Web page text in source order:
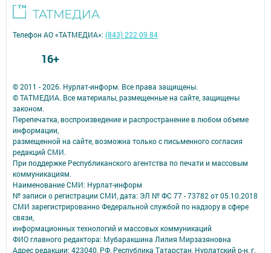
© 2011 - 2026. Нурлат-⁠информ. Все права защищены.
© ТАТМЕДИА. Все материалы, размещенные на сайте, защищены
законом.
Перепечатка, воспроизведение и распространение в любом объеме
информации,
размещенной на сайте, возможна только с письменного согласия
редакций СМИ.
При поддержке Республиканского агентства по печати и массовым
коммуникациям.
Наименование СМИ: Нурлат-⁠информ
№ записи о регистрации СМИ, дата: ЭЛ № ФС 77 -⁠ 73782 от 05.10.2018
СМИ зарегистрированно Федеральной службой по надзору в сфере
связи,
информационных технологий и массовых коммуникаций
ФИО главного редактора: Мубаракшина Лилия Мирзазяновна
Адрес редакции: 423040, РФ, Республика Татарстан, Нурлатский р-н, г.
Телефон АО «ТАТМЕДИА»:(843) 222 09 84
16+